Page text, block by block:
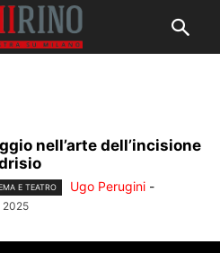
nell’arte dell’incisione
E TEATRO Ugo Perugini -
2025